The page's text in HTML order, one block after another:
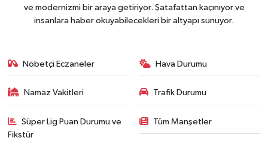
ve modernizmi bir araya getiriyor. Şatafattan kaçınıyor ve
insanlara haber okuyabilecekleri bir altyapı sunuyor.
Nöbetçi Eczaneler Hava Durumu
Namaz Vakitleri Trafik Durumu
Süper Lig Puan Durumu ve
Fikstür
Tüm Manşetler